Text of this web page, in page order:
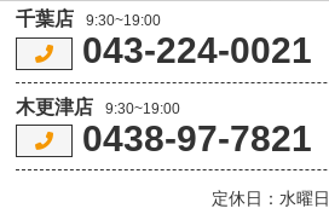
千葉店 9:30~19:00
043-224-0021
木更津店 9:30~19:00
0438-97-7821
定休日：水曜日